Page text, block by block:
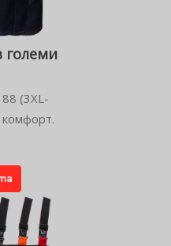
големи
(3XL-
комфорт.